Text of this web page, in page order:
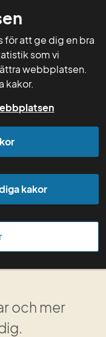
för att ge dig en bra
som vi
webbplatsen.
kakor.
kakor
GNW-adm
och mer